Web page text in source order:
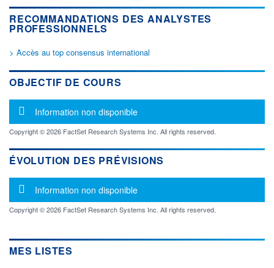
DONNÉES TEMPS DIFFÉRÉ
Politique d'exécution
Cotation sur les autres places
OUVERTURE CLÔTURE VEILLE
27,8200
27 776
VALORISATION CAPI.
BOURSIÈRE
81 423 MCAD
0,0000
RENDEMENT
ESTIMÉ 2026
PER ESTIMÉ
2026
DERNIER
ÉCHANGE
07.08.26 / 15:55:02
RECOMMANDATIONS DES ANALYSTES
PROFESSIONNELS
> Accès au top consensus international
OBJECTIF DE COURS
Message d'information
Information non disponible
Copyright © 2026 FactSet Research Systems Inc. All rights reserved.
ÉVOLUTION DES PRÉVISIONS
Message d'information
Information non disponible
Copyright © 2026 FactSet Research Systems Inc. All rights reserved.
MES LISTES